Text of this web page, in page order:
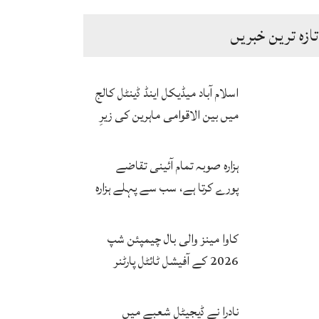
تازہ ترین خبریں
اسلام آباد میڈیکل اینڈ ڈینٹل کالج
میں بین الاقوامی ماہرین کی زیرِ
سرٹیفکیٹ پروگرام شروع
ہزارہ صوبہ تمام آئینی تقاضے
پورے کرتا ہے، سب سے پہلے ہزارہ
محمد یوسف
کاوا مینز والی بال چیمپئن شپ
2026 کے آفیشل ٹائٹل پارٹنر
فتح پر جشن
نادرا نے ڈیجیٹل شعبے میں